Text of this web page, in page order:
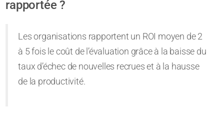
rapportée ?
Les organisations rapportent un ROI moyen de 2
à 5 fois le coût de l’évaluation grâce à la baisse du
taux d’échec de nouvelles recrues et à la hausse
de la productivité.